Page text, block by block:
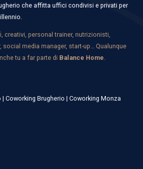
che affitta uffici condivisi e privati per
personal trainer, nutrizionisti,
media manager, start-up… Qualunque
tu a far parte di Balance Home.
| Coworking Brugherio | Coworking Monza